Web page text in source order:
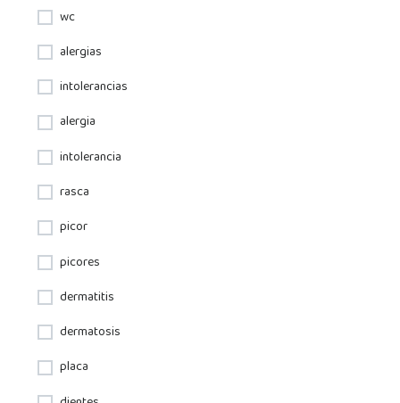
wc
alergias
intolerancias
alergia
intolerancia
rasca
picor
picores
dermatitis
dermatosis
placa